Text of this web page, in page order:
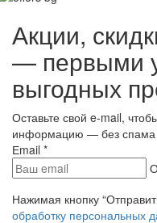
Акции,
— первыми
выгодных
Оставьте свой e-mail,
информацию — без
Еmail *
Нажимая кнопку
обработку персональных